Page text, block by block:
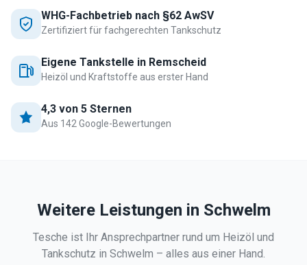
WHG-Fachbetrieb nach §62 AwSV
Zertifiziert für fachgerechten Tankschutz
Eigene Tankstelle in Remscheid
Heizöl und Kraftstoffe aus erster Hand
4,3 von 5 Sternen
Aus 142 Google-Bewertungen
Weitere Leistungen in Schwelm
Tesche ist Ihr Ansprechpartner rund um Heizöl und
Tankschutz in Schwelm – alles aus einer Hand.